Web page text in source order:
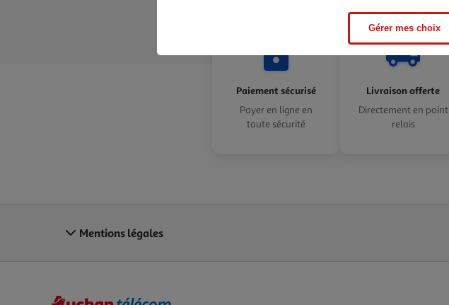
Paiement sécurisé
Payer en ligne en
toute sécurité
Livraison offerte
Directement en point
relais
Mentions légales
Gérer mes choix